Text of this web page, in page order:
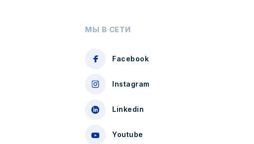
МЫ В СЕТИ
Facebook
Instagram
Linkedin
Youtube